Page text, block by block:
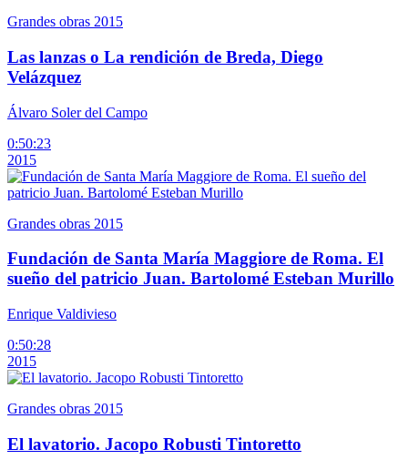
Grandes obras 2015
Las lanzas o La rendición de Breda, Diego
Velázquez
Álvaro Soler del Campo
0:50:23
2015
Grandes obras 2015
Fundación de Santa María Maggiore de Roma. El
sueño del patricio Juan. Bartolomé Esteban Murillo
Enrique Valdivieso
0:50:28
2015
Grandes obras 2015
El lavatorio. Jacopo Robusti Tintoretto